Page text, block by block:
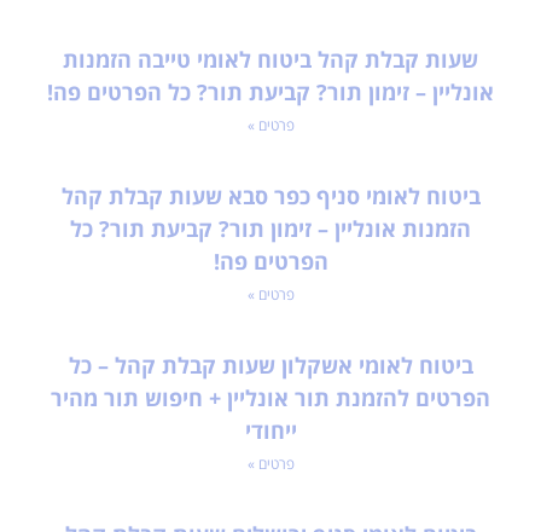
שעות קבלת קהל ביטוח לאומי טייבה הזמנות
אונליין – זימון תור? קביעת תור? כל הפרטים פה!
פרטים »
ביטוח לאומי סניף כפר סבא שעות קבלת קהל
הזמנות אונליין – זימון תור? קביעת תור? כל
הפרטים פה!
פרטים »
ביטוח לאומי אשקלון שעות קבלת קהל – כל
הפרטים להזמנת תור אונליין + חיפוש תור מהיר
ייחודי
פרטים »